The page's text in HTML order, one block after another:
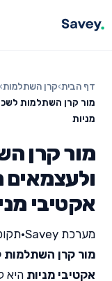
דף הבית›קרן השתלמות›
מור קרן השתלמות
מניות
מור קרן
ולעצמאים
אקטיבי
מערכת Savey •תקופת
מור קרן השתלמות
אקטיבי מניות היא